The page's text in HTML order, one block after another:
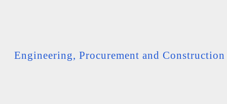
Engineering, Procurement and Construction